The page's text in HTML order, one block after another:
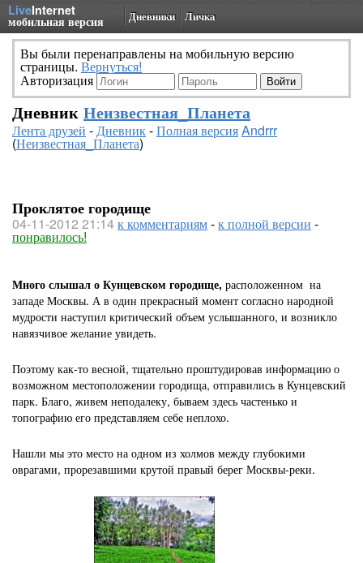
LiveInternet
мобильная версия Дневники Личка
Вы были перенаправлены на мобильную версию
страницы. Вернуться!
Авторизация
Дневник Неизвестная_Планета
Лента друзей -Дневник-Полная версияAndrrr
(Неизвестная_Планета)
Проклятое городище
04-11-2012 21:14к комментариям-к полной версии -
понравилось!
Много слышал о Кунцевском городище, расположенном на
западе Москвы. А в один прекрасный момент согласно народной
мудрости наступил критический объем услышанного, и возникло
навязчивое желание увидеть.
Поэтому как-то весной, тщательно проштудировав информацию о
возможном местоположении городища, отправились в Кунцевский
парк. Благо, живем неподалеку, бываем здесь частенько и
топографию его представляем себе неплохо.
Нашли мы это место на одном из холмов между глубокими
оврагами, прорезавшими крутой правый берег Москвы-реки.